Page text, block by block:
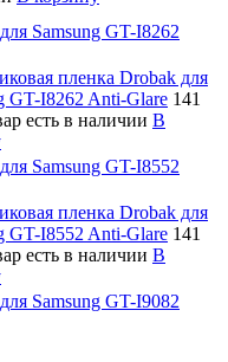
Samsung GT-I8262
пленка Drobak для
GT-I8262 Anti-Glare 141
есть в наличии В
Samsung GT-I8552
пленка Drobak для
GT-I8552 Anti-Glare 141
есть в наличии В
Samsung GT-I9082